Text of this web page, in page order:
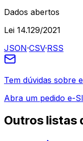
Dados abertos
Lei 14.129/2021
JSON·CSV·RSS
Tem dúvidas sobre
Abra um pedido e-
Outros listas